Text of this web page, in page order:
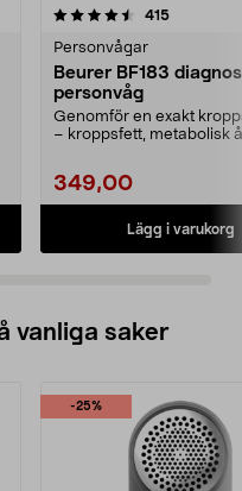
415
Personvågar
Beurer BF183
personvåg
Genomför en exakt
– kroppsfett, metabolisk
349,00
Lägg i varukorg
4.5 av 5 stjärnor
vanliga saker
-25%